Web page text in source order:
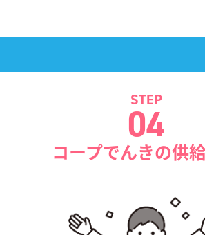
STEP
04
コープでんきの供